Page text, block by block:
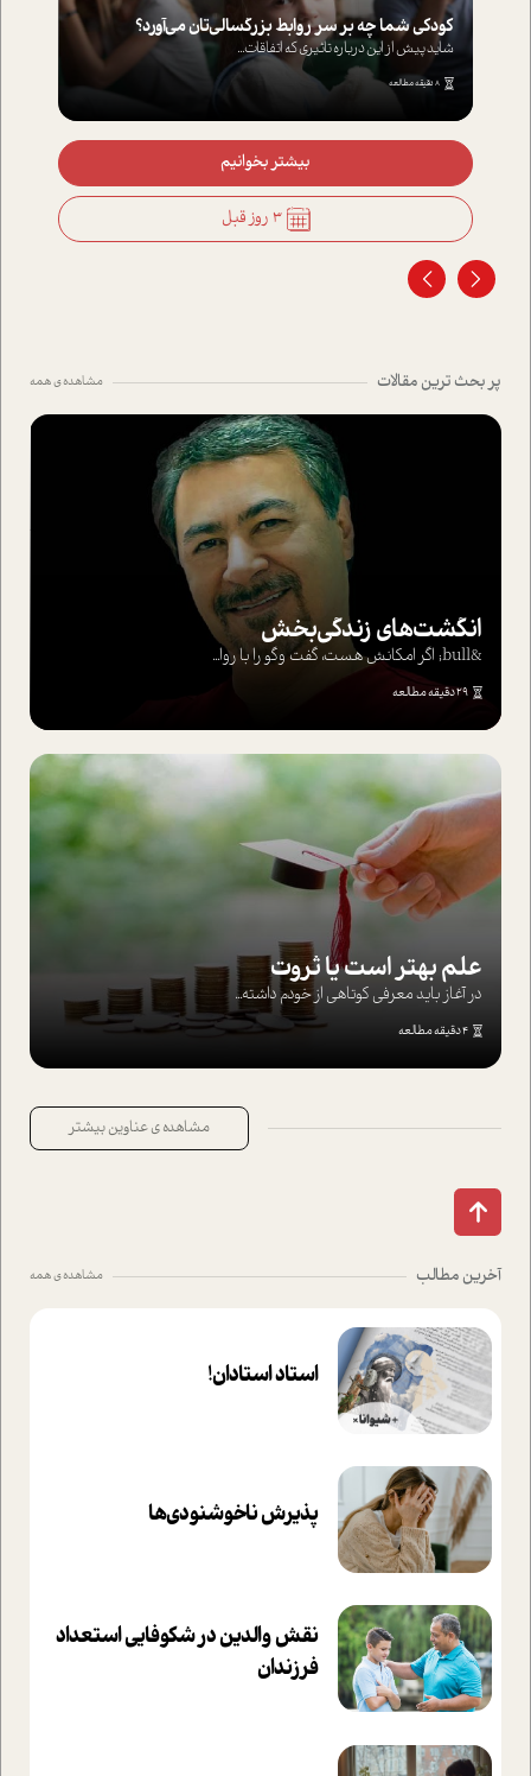
کودکی شما چه بر سر روابط بزرگسالی‌تان می‌آورد؟
شاید پیش از این درباره تاثیری که اتفاقات...
8 دقیقه مطالعه
بیشتر بخوانیم
3 روز قبل
پر بحث ترین مقالات مشاهده ی همه
انگشت‌های‌ زندگی‌بخش
&bull; اگر امکانش هست، گفت وگو را با روا...
29 دقیقه مطالعه
علم بهتر است یا ثروت
در آغاز باید معرفی کوتاهی از خودم داشته...
4 دقیقه مطالعه
مشاهده ی عناوین بیشتر
آخرین مطالب مشاهده ی همه
استاد استادان!
پذیرش ناخوشنودی‌ها
نقش والدین در شکوفا‌یی ا‌ستعداد
فرزندان‌